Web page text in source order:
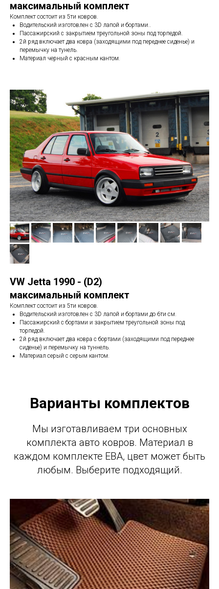
максимальный комплект
Комплект состоит из 5ти ковров.
Водительский изготовлен с 3D лапой и бортами..
Пассажирский с закрытием треугольной зоны под торпедой.
2й ряд включает два ковра (заходящими под переднее сиденье) и
перемычку на тунель.
Материал черный с красным кантом.
VW Jetta 1990 - (D2)
максимальный комплект
Комплект состоит из 5ти ковров.
Водительский изготовлен с 3D лапой и бортами до 6ти см.
Пассажирский с бортами и закрытием треугольной зоны под
торпедой.
2й ряд включает два ковра с бортами (заходящими под переднее
сиденье) и перемычку на туннель.
Материал серый с серым кантом.
Варианты комплектов
Мы изготавливаем три основных
комплекта авто ковров. Материал в
каждом комплекте ЕВА, цвет может быть
любым. Выберите подходящий.